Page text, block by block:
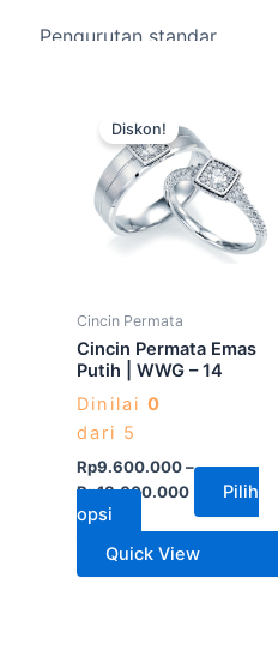
Diskon!
Cincin Permata
Cincin Permata Emas
Putih | WWG – 14
Dinilai 0
dari 5
Rp9.600.000–
Rp18.000.000
Pilih
opsi
ini
memiliki
beberapa
varian.
Pilihan
di
halaman
Quick View